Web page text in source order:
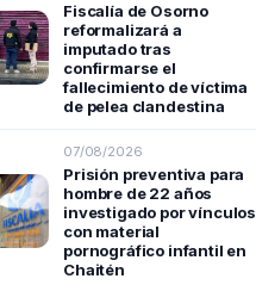
Fiscalía de Osorno
reformalizará a
imputado tras
confirmarse el
fallecimiento de víctima
de pelea clandestina
07/08/2026
Prisión preventiva para
hombre de 22 años
investigado por vínculos
con material
pornográfico infantil en
Chaitén